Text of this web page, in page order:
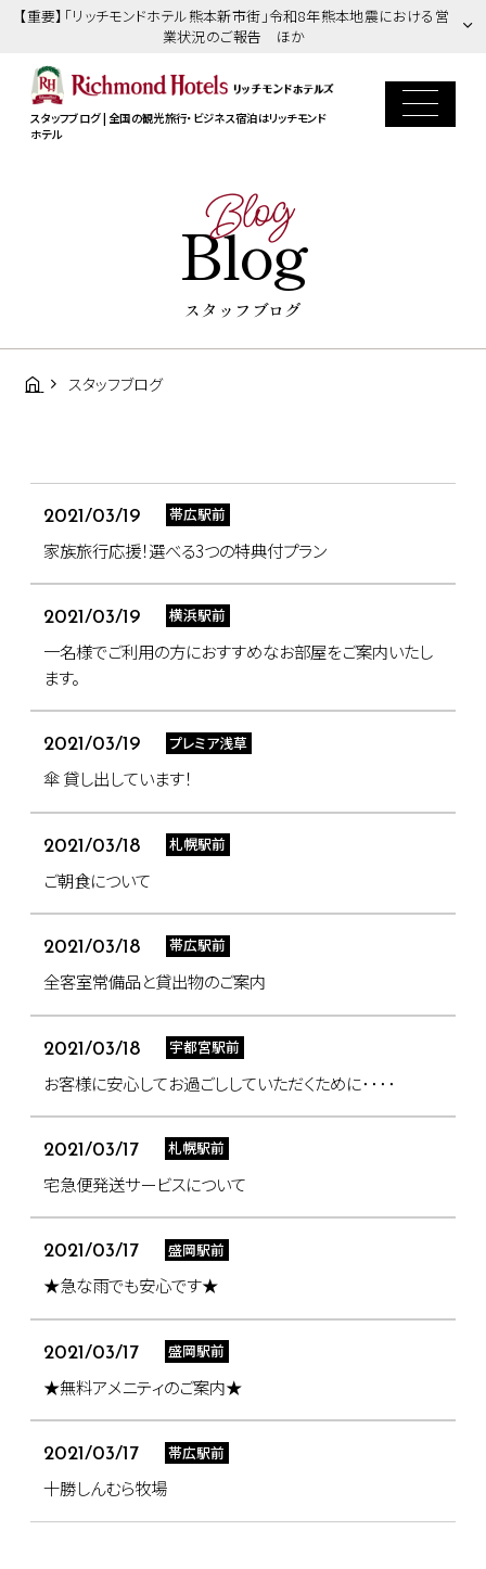
【重要】「リッチモンドホテル熊本新市街」令和8年熊本地震における営
業状況のご報告 ほか
スタッフブログ | 全国の観光旅行・ビジネス宿泊はリッチモンド
ホテル
Blog
Blog
スタッフブログ
スタッフブログ
2021/03/19 帯広駅前
家族旅行応援！選べる3つの特典付プラン
2021/03/19 横浜駅前
一名様でご利用の方におすすめなお部屋をご案内いたし
ます。
2021/03/19 プレミア浅草
傘 貸し出しています！
2021/03/18 札幌駅前
ご朝食について
2021/03/18 帯広駅前
全客室常備品と貸出物のご案内
2021/03/18 宇都宮駅前
お客様に安心してお過ごししていただくために････
2021/03/17 札幌駅前
宅急便発送サービスについて
2021/03/17 盛岡駅前
★急な雨でも安心です★
2021/03/17 盛岡駅前
★無料アメニティのご案内★
2021/03/17 帯広駅前
十勝しんむら牧場